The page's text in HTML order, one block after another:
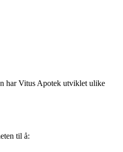
har Vitus Apotek utviklet ulike
til å: